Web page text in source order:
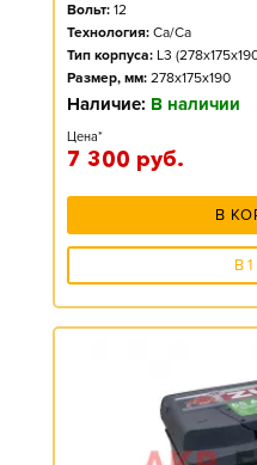
Вольт: 12
Технология: Ca/Ca
Тип корпуса: L3
Размер, мм: 278x175x190
Наличие: В наличии
Цена*
7 300 руб.
В
В